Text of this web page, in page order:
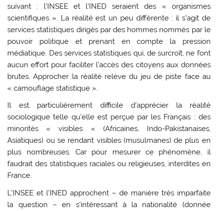
suivant : l’INSEE et l’INED seraient des « organismes
scientifiques ». La réalité est un peu différente : il s’agit de
services statistiques dirigés par des hommes nommés par le
pouvoir politique et prenant en compte la pression
médiatique. Des services statistiques qui, de surcroît, ne font
aucun effort pour faciliter l’accès des citoyens aux données
brutes. Approcher la réalité relève du jeu de piste face au
« camouflage statistique ».
Il est particulièrement difficile d’apprécier la réalité
sociologique telle qu’elle est perçue par les Français : des
minorités « visibles « (Africaines, Indo-Pakistanaises,
Asiatiques) ou se rendant visibles (musulmanes) de plus en
plus nombreuses. Car pour mesurer ce phénomène, il
faudrait des statistiques raciales ou religieuses, interdites en
France.
L’INSEE et l’INED approchent – de manière très imparfaite
la question – en s’intéressant à la nationalité (donnée